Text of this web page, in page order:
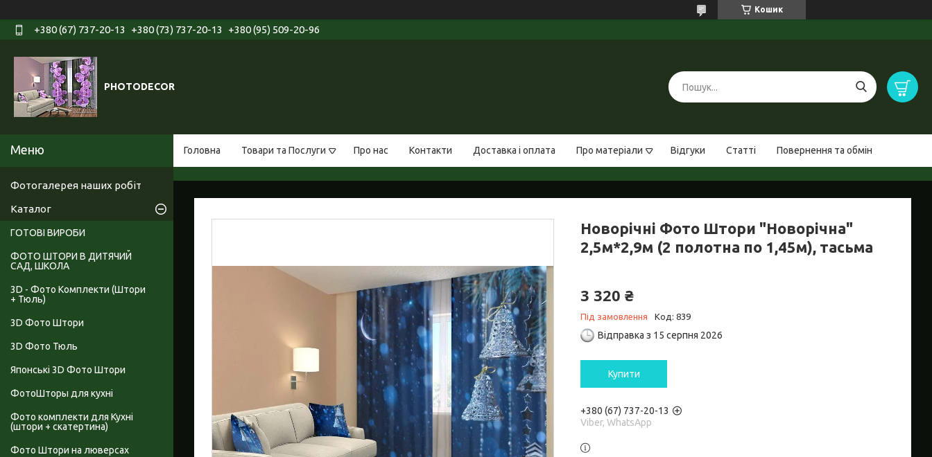
Кошик
+380 (67) 737-20-13 +380 (73) 737-20-13 +380 (95) 509-20-96
PHOTODECOR
Головна Товари та Послуги Про нас Контакти Доставка і оплата Про матеріали Відгуки Статті Повернення та обмін
Новорічні Фото Штори "Новорічна"
2,5м*2,9м (2 полотна по 1,45м), тасьма
3 320 ₴
Під замовлення Код: 839
Відправка з 15 серпня 2026
Купити
+380 (67) 737-20-13
Viber, WhatsApp
Фотогалерея наших робіт
Каталог
ГОТОВІ ВИРОБИ
ФОТО ШТОРИ В ДИТЯЧИЙ
САД, ШКОЛА
3D - Фото Комплекти (Штори
+ Тюль)
3D Фото Штори
3D Фото Тюль
Японські 3D Фото Штори
ФотоШторы для кухні
Фото комплекти для Кухні
(штори + скатертина)
Фото Штори на люверсах